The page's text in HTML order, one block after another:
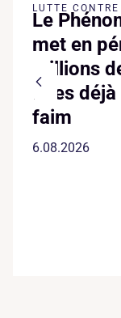
LUTTE
Le
met en
millions
filles
faim
6.08.2026